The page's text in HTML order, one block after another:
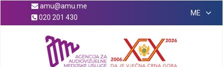
amu@amu.me
020 201 430
ME